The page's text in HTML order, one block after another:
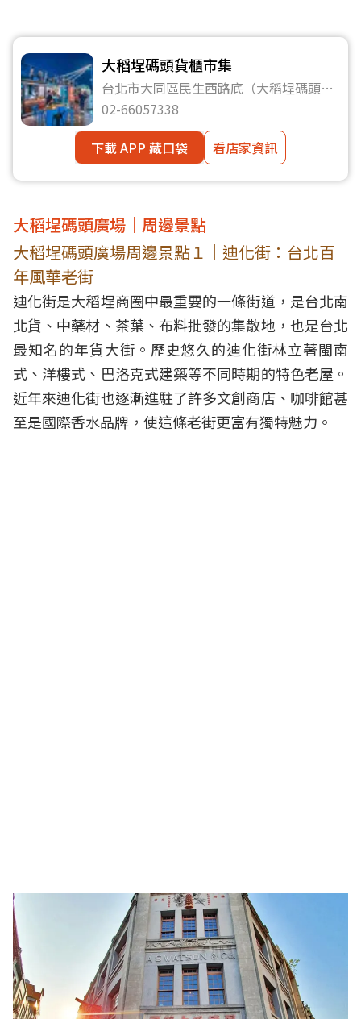
大稻埕碼頭貨櫃市集
台北市大同區民生西路底（大稻埕碼頭五
號水門）
02-66057338
下載 APP 藏口袋
看店家資訊
大稻埕碼頭廣場｜周邊景點
大稻埕碼頭廣場周邊景點１｜迪化街：台北百
年風華老街
迪化街是大稻埕商圈中最重要的一條街道，是台北南
北貨、中藥材、茶葉、布料批發的集散地，也是台北
最知名的年貨大街。歷史悠久的迪化街林立著閩南
式、洋樓式、巴洛克式建築等不同時期的特色老屋。
近年來迪化街也逐漸進駐了許多文創商店、咖啡館甚
至是國際香水品牌，使這條老街更富有獨特魅力。